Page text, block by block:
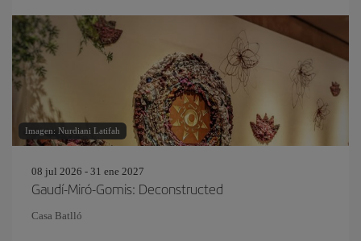
Imagen: Nurdiani Latifah
08 jul 2026 - 31 ene 2027
Gaudí-Miró-Gomis: Deconstructed
Casa Batlló